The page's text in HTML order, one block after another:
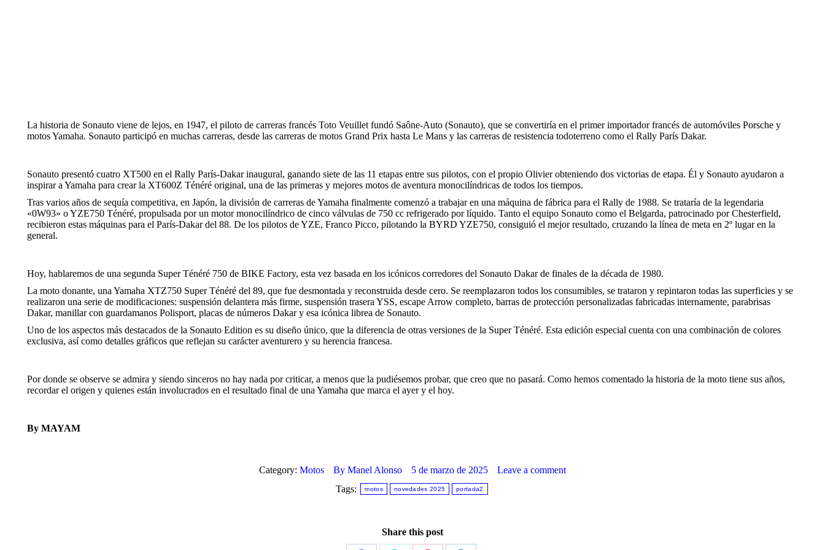
La historia de Sonauto viene de lejos, en 1947, el piloto de carreras francés Toto Veuillet fundó Saône-Auto (Sonauto), que se convertiría en el primer importador francés de automóviles Porsche y
motos Yamaha. Sonauto participó en muchas carreras, desde las carreras de motos Grand Prix hasta Le Mans y las carreras de resistencia todoterreno como el Rally París Dakar.
Sonauto presentó cuatro XT500 en el Rally París-Dakar inaugural, ganando siete de las 11 etapas entre sus pilotos, con el propio Olivier obteniendo dos victorias de etapa. Él y Sonauto ayudaron a
inspirar a Yamaha para crear la XT600Z Ténéré original, una de las primeras y mejores motos de aventura monocilíndricas de todos los tiempos.
Tras varios años de sequía competitiva, en Japón, la división de carreras de Yamaha finalmente comenzó a trabajar en una máquina de fábrica para el Rally de 1988. Se trataría de la legendaria
«0W93» o YZE750 Ténéré, propulsada por un motor monocilíndrico de cinco válvulas de 750 cc refrigerado por líquido. Tanto el equipo Sonauto como el Belgarda, patrocinado por Chesterfield,
recibieron estas máquinas para el París-Dakar del 88. De los pilotos de YZE, Franco Picco, pilotando la BYRD YZE750, consiguió el mejor resultado, cruzando la línea de meta en 2º lugar en la
general.
Hoy, hablaremos de una segunda Super Ténéré 750 de BIKE Factory, esta vez basada en los icónicos corredores del Sonauto Dakar de finales de la década de 1980.
La moto donante, una Yamaha XTZ750 Super Ténéré del 89, que fue desmontada y reconstruida desde cero. Se reemplazaron todos los consumibles, se trataron y repintaron todas las superficies y se
realizaron una serie de modificaciones: suspensión delantera más firme, suspensión trasera YSS, escape Arrow completo, barras de protección personalizadas fabricadas internamente, parabrisas
Dakar, manillar con guardamanos Polisport, placas de números Dakar y esa icónica librea de Sonauto.
Uno de los aspectos más destacados de la Sonauto Edition es su diseño único, que la diferencia de otras versiones de la Super Ténéré. Esta edición especial cuenta con una combinación de colores
exclusiva, así como detalles gráficos que reflejan su carácter aventurero y su herencia francesa.
Por donde se observe se admira y siendo sinceros no hay nada por criticar, a menos que la pudiésemos probar, que creo que no pasará. Como hemos comentado la historia de la moto tiene sus años,
recordar el origen y quienes están involucrados en el resultado final de una Yamaha que marca el ayer y el hoy.
By MAYAM
Category: Motos By Manel Alonso 5 de marzo de 2025
Leave a comment
Tags:
motos novedades 2025 portada2
Share this post